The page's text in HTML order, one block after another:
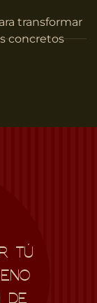
transformar
concretos
TÚ
DE